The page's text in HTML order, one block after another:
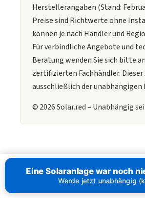
Herstellerangaben (Stand:
Preise sind Richtwerte ohne
können je nach Händler und
Für verbindliche Angebote und
Beratung wenden Sie sich bitte
zertifizierten Fachhändler.
ausschließlich der
© 2026 Solar.red – Unabhängig
Wo möchten Sie die
Eine Solaranlage war noch
Werde jetzt unabhängig